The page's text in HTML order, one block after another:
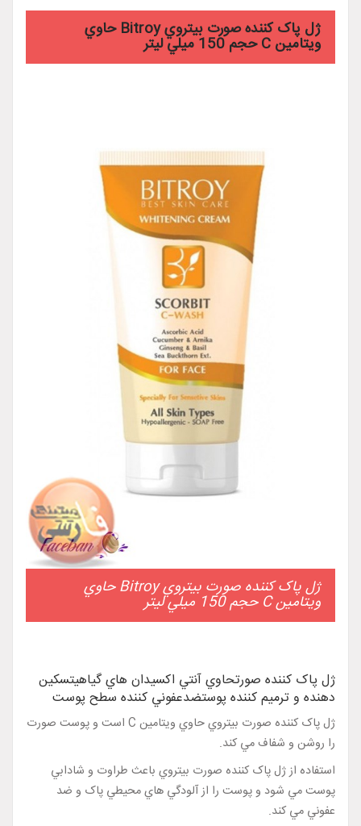
ژل پاک کننده صورت بيتروي Bitroy حاوي
ويتامين C حجم 150 ميلي ليتر
ژل پاک کننده صورت بيتروي Bitroy حاوي
ويتامين C حجم 150 ميلي ليتر
ژل پاک کننده صورتحاوي آنتي اکسيدان هاي گياهيتسکين
دهنده و ترميم کننده پوستضدعفوني کننده سطح پوست
ژل پاک کننده صورت بيتروي حاوي ويتامين C است و پوست صورت
را روشن و شفاف مي کند.
استفاده از ژل پاک کننده صورت بيتروي باعث طراوت و شادابي
پوست مي شود و پوست را از آلودگي هاي محيطي پاک و ضد
عفوني مي کند.